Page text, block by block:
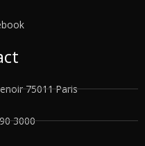
75011 Paris
3000